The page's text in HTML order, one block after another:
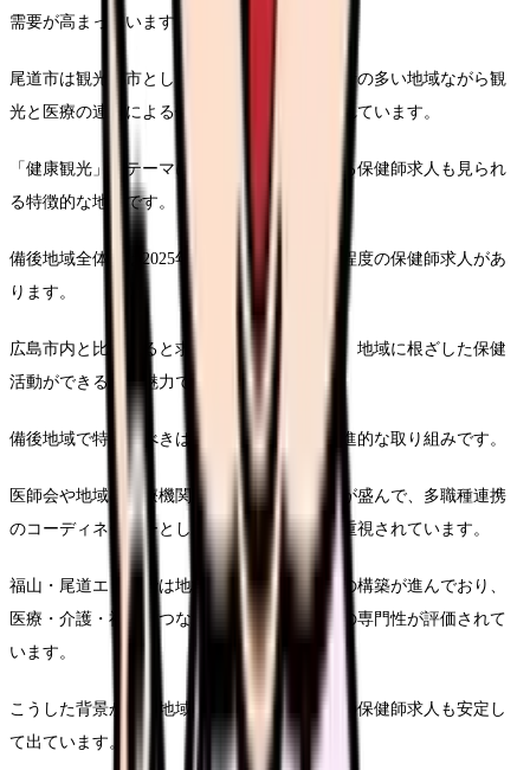
需要が高まっています。
尾道市は観光都市としての特性があり、高齢者の多い地域ながら観
光と医療の連携による健康増進事業が展開されています。
「健康観光」をテーマにした取り組みに関わる保健師求人も見られ
る特徴的な地域です。
備後地域全体では2025年現在、年間30〜40件程度の保健師求人があ
ります。
広島市内と比較すると求人数は少ないものの、地域に根ざした保健
活動ができる点が魅力です。
備後地域で特筆すべきは、地域医療連携の先進的な取り組みです。
医師会や地域の医療機関と連携した保健活動が盛んで、多職種連携
のコーディネーターとしての保健師の役割が重視されています。
福山・尾道エリアでは地域包括ケアシステムの構築が進んでおり、
医療・介護・福祉をつなぐ役割として保健師の専門性が評価されて
います。
こうした背景から、地域包括支援センターでの保健師求人も安定し
て出ています。